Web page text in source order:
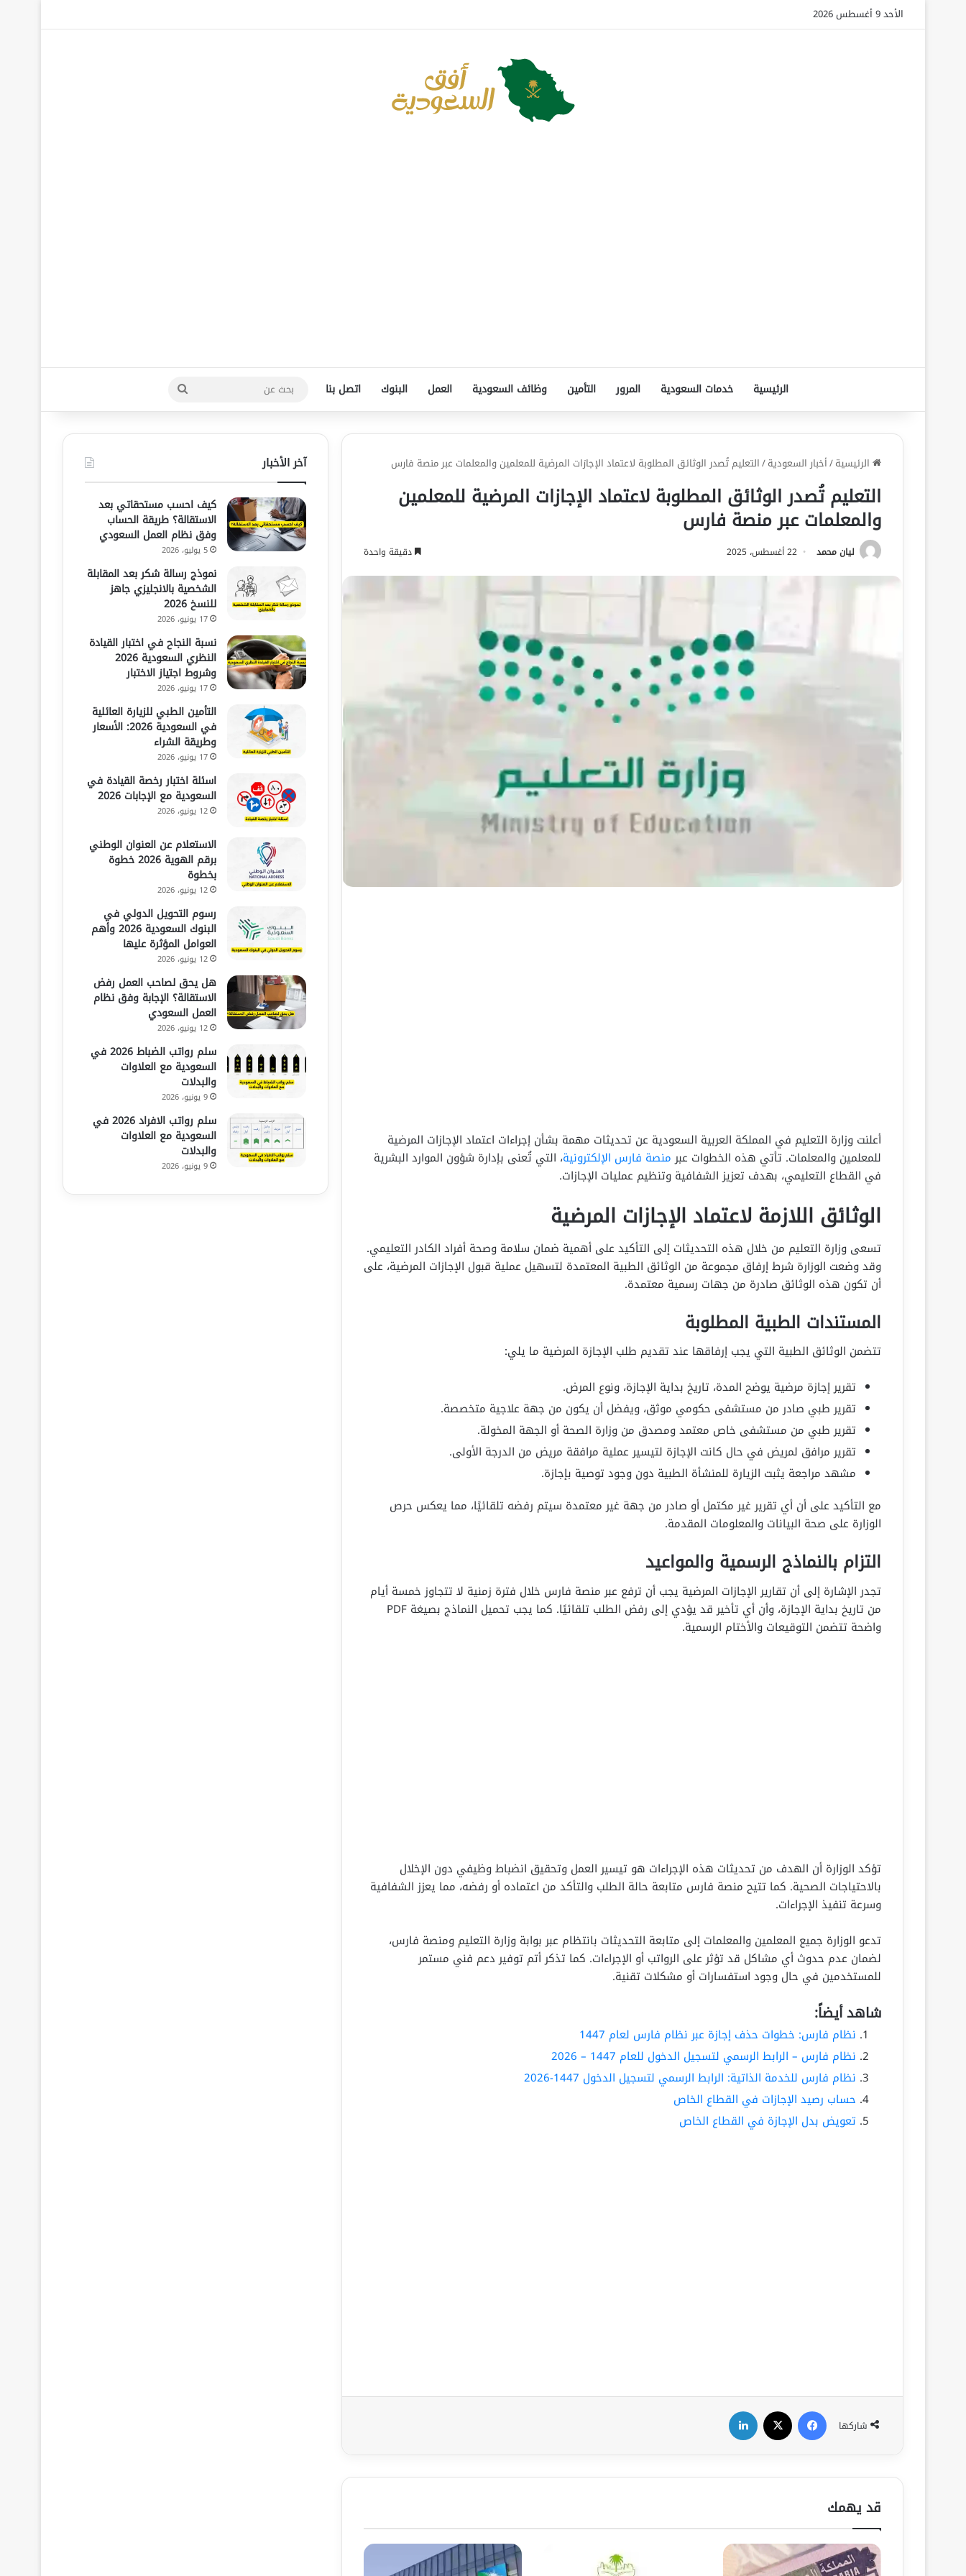
الأحد 9 أغسطس 2026
الرئيسية خدمات السعودية المرور التأمين وظائف السعودية العمل البنوك اتصل بنا
بحث
عن
الرئيسية/أخبار السعودية/التعليم تُصدر الوثائق المطلوبة لاعتماد الإجازات المرضية للمعلمين والمعلمات عبر منصة فارس
التعليم تُصدر الوثائق المطلوبة لاعتماد الإجازات المرضية للمعلمين
والمعلمات عبر منصة فارس
ليان محمد 22 أغسطس، 2025 دقيقة واحدة
أعلنت وزارة التعليم في المملكة العربية السعودية عن تحديثات مهمة بشأن إجراءات اعتماد الإجازات المرضية
للمعلمين والمعلمات. تأتي هذه الخطوات عبرمنصة فارس الإلكترونية، التي تُعنى بإدارة شؤون الموارد البشرية
في القطاع التعليمي، بهدف تعزيز الشفافية وتنظيم عمليات الإجازات.
الوثائق اللازمة لاعتماد الإجازات المرضية
تسعى وزارة التعليم من خلال هذه التحديثات إلى التأكيد على أهمية ضمان سلامة وصحة أفراد الكادر التعليمي.
وقد وضعت الوزارة شرط إرفاق مجموعة من الوثائق الطبية المعتمدة لتسهيل عملية قبول الإجازات المرضية، على
أن تكون هذه الوثائق صادرة من جهات رسمية معتمدة.
المستندات الطبية المطلوبة
تتضمن الوثائق الطبية التي يجب إرفاقها عند تقديم طلب الإجازة المرضية ما يلي:
تقرير إجازة مرضية يوضح المدة، تاريخ بداية الإجازة، ونوع المرض.
تقرير طبي صادر من مستشفى حكومي موثق، ويفضل أن يكون من جهة علاجية متخصصة.
تقرير طبي من مستشفى خاص معتمد ومصدق من وزارة الصحة أو الجهة المخولة.
تقرير مرافق لمريض في حال كانت الإجازة لتيسير عملية مرافقة مريض من الدرجة الأولى.
مشهد مراجعة يثبت الزيارة للمنشأة الطبية دون وجود توصية بإجازة.
مع التأكيد على أن أي تقرير غير مكتمل أو صادر من جهة غير معتمدة سيتم رفضه تلقائيًا، مما يعكس حرص
الوزارة على صحة البيانات والمعلومات المقدمة.
التزام بالنماذج الرسمية والمواعيد
تجدر الإشارة إلى أن تقارير الإجازات المرضية يجب أن ترفع عبر منصة فارس خلال فترة زمنية لا تتجاوز خمسة أيام
من تاريخ بداية الإجازة، وأن أي تأخير قد يؤدي إلى رفض الطلب تلقائيًا. كما يجب تحميل النماذج بصيغة PDF
واضحة تتضمن التوقيعات والأختام الرسمية.
تؤكد الوزارة أن الهدف من تحديثات هذه الإجراءات هو تيسير العمل وتحقيق انضباط وظيفي دون الإخلال
بالاحتياجات الصحية. كما تتيح منصة فارس متابعة حالة الطلب والتأكد من اعتماده أو رفضه، مما يعزز الشفافية
وسرعة تنفيذ الإجراءات.
تدعو الوزارة جميع المعلمين والمعلمات إلى متابعة التحديثات بانتظام عبر بوابة وزارة التعليم ومنصة فارس،
لضمان عدم حدوث أي مشاكل قد تؤثر على الرواتب أو الإجراءات. كما تذكر أتم توفير دعم فني مستمر
للمستخدمين في حال وجود استفسارات أو مشكلات تقنية.
شاهد أيضاً:
نظام فارس: خطوات حذف إجازة عبر نظام فارس لعام 1447
نظام فارس – الرابط الرسمي لتسجيل الدخول للعام 1447 – 2026
نظام فارس للخدمة الذاتية: الرابط الرسمي لتسجيل الدخول 1447-2026
حساب رصيد الإجازات في القطاع الخاص
تعويض بدل الإجازة في القطاع الخاص
شاركها
فيسبوك
قد يهمك
آخر الأخبار
كيف احسب مستحقاتي بعد
الاستقالة؟ طريقة الحساب
وفق نظام العمل السعودي
5 يوليو، 2026
نموذج رسالة شكر بعد المقابلة
الشخصية بالانجليزي جاهز
للنسخ 2026
17 يونيو، 2026
نسبة النجاح في اختبار القيادة
النظري السعودية 2026
وشروط اجتياز الاختبار
17 يونيو، 2026
التأمين الطبي للزيارة العائلية
في السعودية 2026: الأسعار
وطريقة الشراء
17 يونيو، 2026
اسئلة اختبار رخصة القيادة في
السعودية مع الإجابات 2026
12 يونيو، 2026
الاستعلام عن العنوان الوطني
برقم الهوية 2026 خطوة
بخطوة
12 يونيو، 2026
رسوم التحويل الدولي في
البنوك السعودية 2026 وأهم
العوامل المؤثرة عليها
12 يونيو، 2026
هل يحق لصاحب العمل رفض
الاستقالة؟ الإجابة وفق نظام
العمل السعودي
12 يونيو، 2026
سلم رواتب الضباط 2026 في
السعودية مع العلاوات
والبدلات
9 يونيو، 2026
سلم رواتب الافراد 2026 في
السعودية مع العلاوات
والبدلات
9 يونيو، 2026